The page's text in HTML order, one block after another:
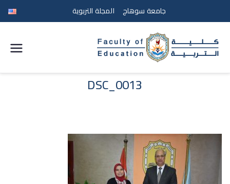
جامعة سوهاج المجلة التربوية
التربية
سوهاج
DSC_0013